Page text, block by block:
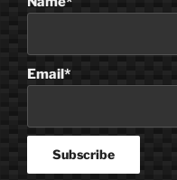
Email*